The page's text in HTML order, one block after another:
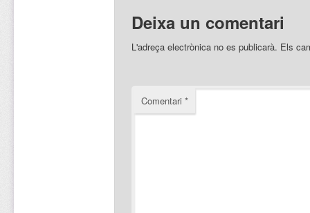
Deixa un comentari
L'adreça electrònica no es publicarà. Els
Comentari *